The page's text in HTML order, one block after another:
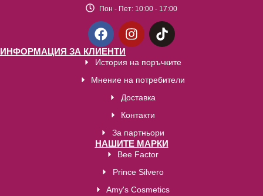
Пон - Пет: 10:00 - 17:00
ИНФОРМАЦИЯ ЗА КЛИЕНТИ
История на поръчките
Мнение на потребители
Доставка
Контакти
За партньори
НАШИТЕ МАРКИ
Bee Factor
Prince Silvero
Amy's Cosmetics